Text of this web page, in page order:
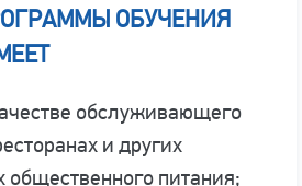
ОБУЧЕНИЯ
обслуживающего
и других
общественного питания;